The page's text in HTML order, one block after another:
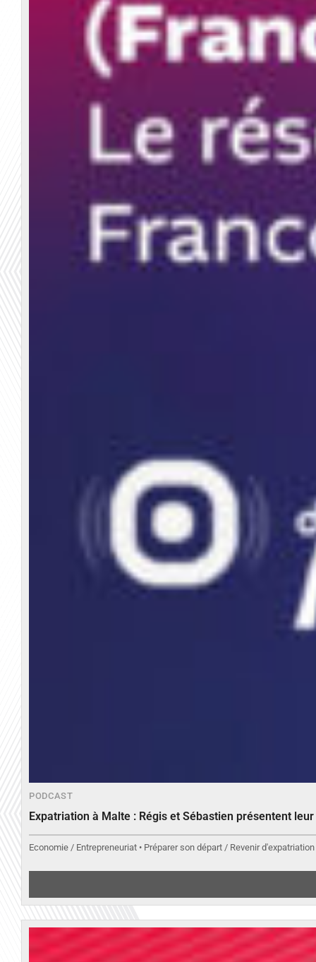
PODCAST
Expatriation à Malte : Régis et Sébastien présentent
Economie / Entrepreneuriat • Préparer son départ / Revenir d'expatriation